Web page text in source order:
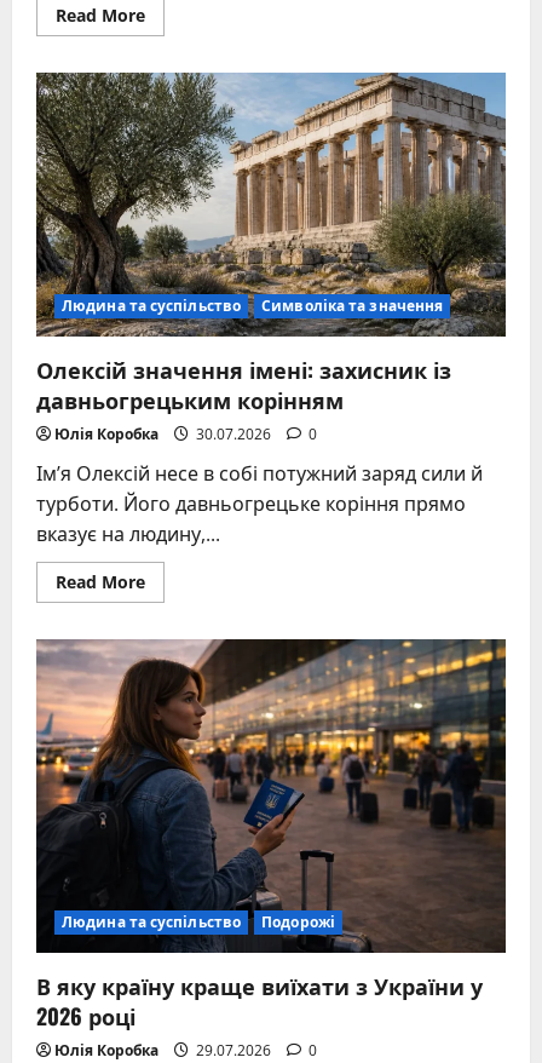
Read MoreRead
more
значення
імені:
походження,
характер
і
доля
Людина та суспільство Символіка та значення
Олексій значення імені: захисник із
давньогрецьким корінням
Юлія Коробка 30.07.2026 0
Ім’я Олексій несе в собі потужний заряд сили й
турботи. Його давньогрецьке коріння прямо
вказує на людину,...
Read MoreRead
more
значення
імені:
захисник
із
давньогрецьким
корінням
Людина та суспільство Подорожі
В яку країну краще виїхати з України у
2026 році
Юлія Коробка 29.07.2026 0